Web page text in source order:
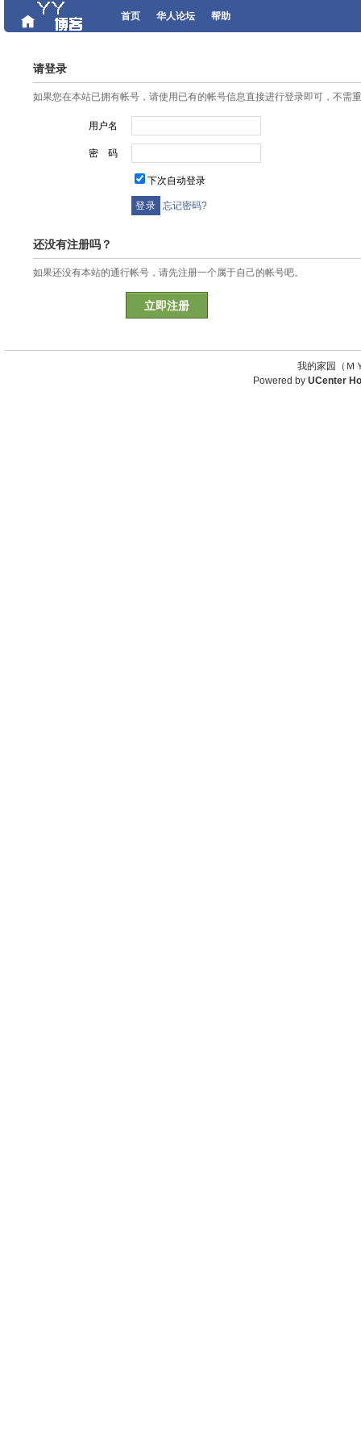
首页 华人论坛 帮助
请登录
如果您在本站已拥有帐号，请使用已有的帐号信息直接进行登录即可，不需
用户名
密 码
下次自动登录
忘记密码?
还没有注册吗？
如果还没有本站的通行帐号，请先注册一个属于自己的帐号吧。
立即注册
我的家园（
Powered by UCenter